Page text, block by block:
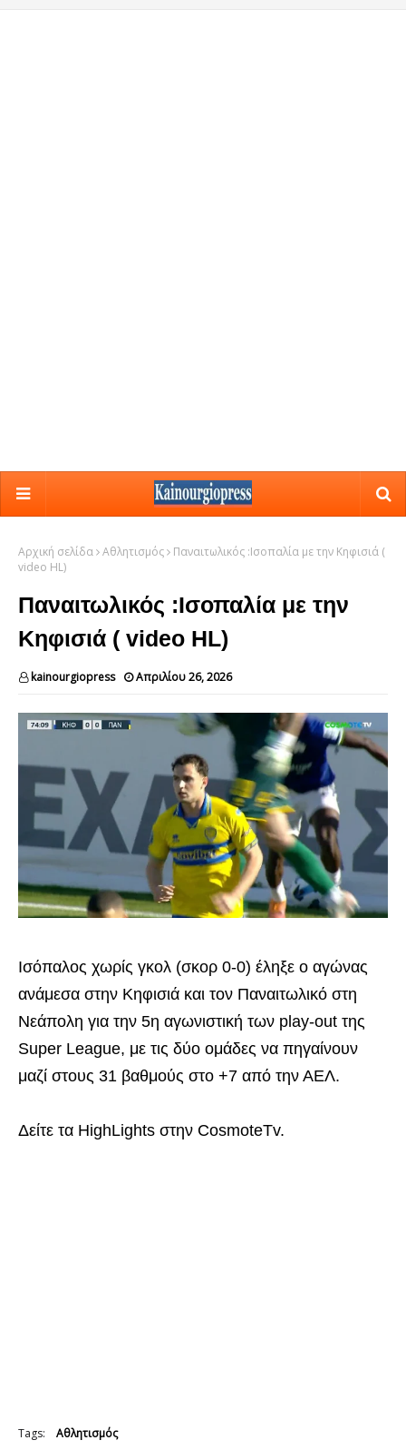
Αρχική σελίδα Αθλητισμός
Παναιτωλικός :Ισοπαλία με την Κηφισιά (
video HL)
Παναιτωλικός :Ισοπαλία με την
Κηφισιά ( video HL)
kainourgiopress Απριλίου 26, 2026
Ισόπαλος χωρίς γκολ (σκορ 0-0) έληξε ο αγώνας
ανάμεσα στην Κηφισιά και τον Παναιτωλικό στη
Νεάπολη για την 5η αγωνιστική των play-out της
Super League, με τις δύο ομάδες να πηγαίνουν
μαζί στους 31 βαθμούς στο +7 από την ΑΕΛ.
Δείτε τα HighLights στην CosmoteTv.
Tags: Αθλητισμός